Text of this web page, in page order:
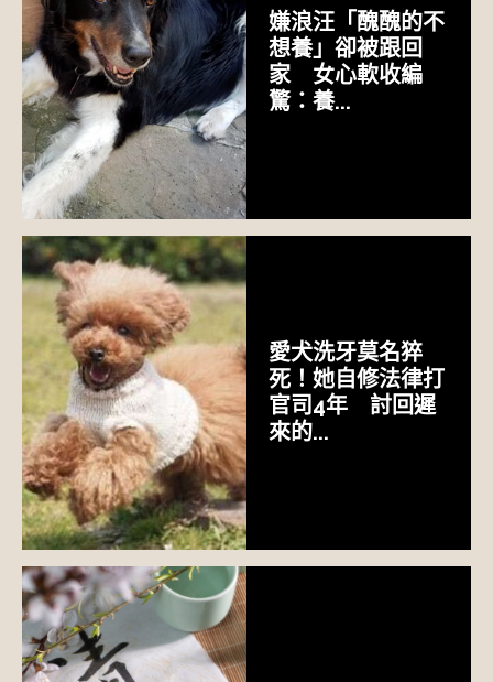
嫌浪汪「醜醜的不
想養」卻被跟回
家 女心軟收編
驚：養...
愛犬洗牙莫名猝
死！她自修法律打
官司4年 討回遲
來的...